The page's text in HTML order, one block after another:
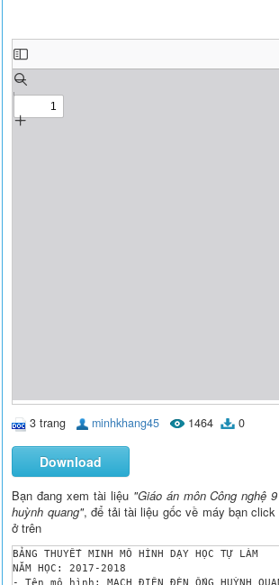
3 trang minhkhang45 1464 0
Download
Bạn đang xem tài liệu "Giáo án môn Công nghệ
huỳnh quang", để tải tài liệu gốc về máy bạn click
ở trên
BẢNG THUYẾT MINH MÔ HÌNH DẠY HỌC TỰ LÀM
NĂM HỌC: 2017-2018
- Tên mô hình: MẠCH ĐIỆN ĐÈN ỐNG HUỲNH